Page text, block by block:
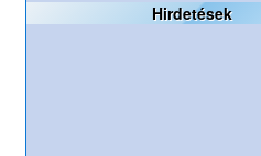
Hirdetések